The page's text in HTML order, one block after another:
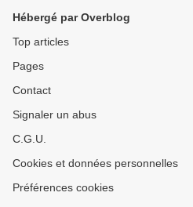
Hébergé par Overblog
Top articles
Pages
Contact
Signaler un abus
C.G.U.
Cookies et données personnelles
Préférences cookies